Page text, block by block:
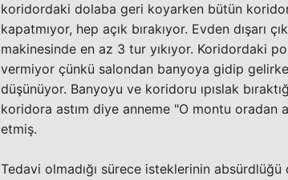
koridordaki dolaba geri koyarken bütün koridor
kapatmıyor, hep açık bırakıyor. Evden dışarı
makinesinde en az 3 tur yıkıyor. Koridordaki
vermiyor çünkü salondan banyoya gidip
düşünüyor. Banyoyu ve koridoru ıpıslak
koridora astım diye anneme "O montu
etmiş.
Tedavi olmadığı sürece isteklerinin